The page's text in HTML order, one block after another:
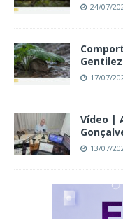
24/07/
17/07/
Vídeo |
13/07/